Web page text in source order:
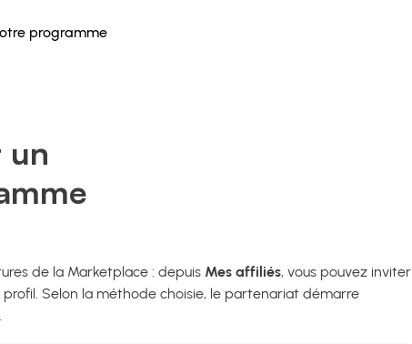
depuis une
affiliés en toute
influence en un seul endroit.
les paiements de vos affiliés en toute
programme
un
de la Marketplace : depuis Mes affiliés, vous pouvez inviter
Selon la méthode choisie, le partenariat démarre